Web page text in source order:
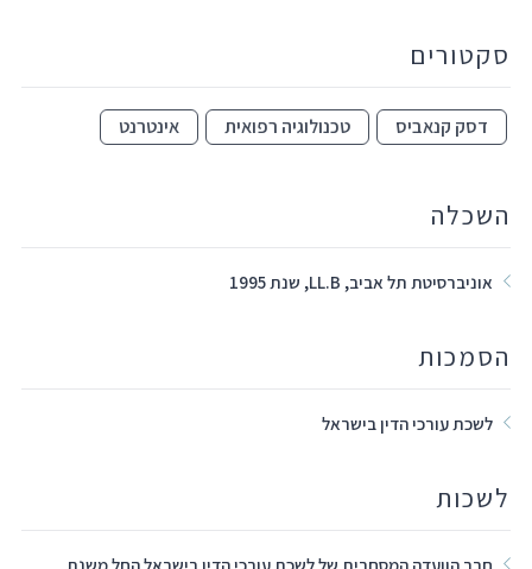
סקטורים
דסק קנאביס טכנולוגיה רפואית אינטרנט
השכלה
אוניברסיטת תל אביב, LL.B, שנת 1995
הסמכות
לשכת עורכי הדין בישראל
לשכות